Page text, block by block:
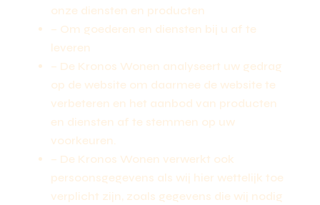
onze diensten en producten
– Om goederen en diensten bij u af te
leveren
– De Kronos Wonen analyseert uw gedrag
op de website om daarmee de website te
verbeteren en het aanbod van producten
en diensten af te stemmen op uw
voorkeuren.
– De Kronos Wonen verwerkt ook
persoonsgegevens als wij hier wettelijk toe
verplicht zijn, zoals gegevens die wij nodig